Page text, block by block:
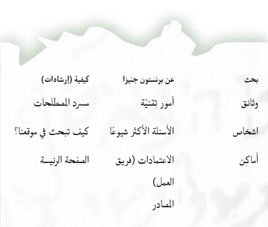
بحث
وثائق
اشخاص
أَماكِن
عن برنستون جنيزا
أمور تِقنيّة
الأسئلة الأكثر شيوعًا
الاعتمادات (فريق
العمل)
المصادر
كيفية (إرشادات)
مسرد المصطلحات
كيف تبحث في موقعنا؟
الصفحة الرئيسة